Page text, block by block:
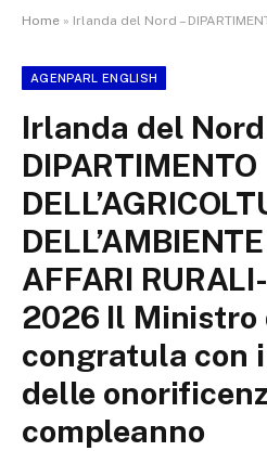
Home » Irlanda del Nord – DIPARTIMENTO DELL’AGRICOLTURA, DELL’AMBIENTE E DEGLI AFFARI
AGENPARL ENGLISH
Irlanda del Nord
DIPARTIMENTO
AFFARI
2026 Il Ministro
congratula con
delle
compleanno